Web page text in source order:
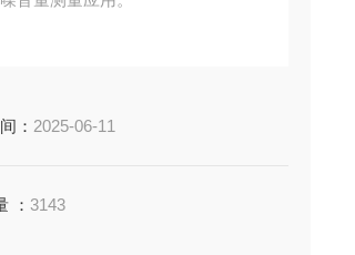
： 2025-06-11
：3143